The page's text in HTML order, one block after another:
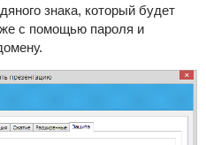
знака, который будет
с помощью пароля и